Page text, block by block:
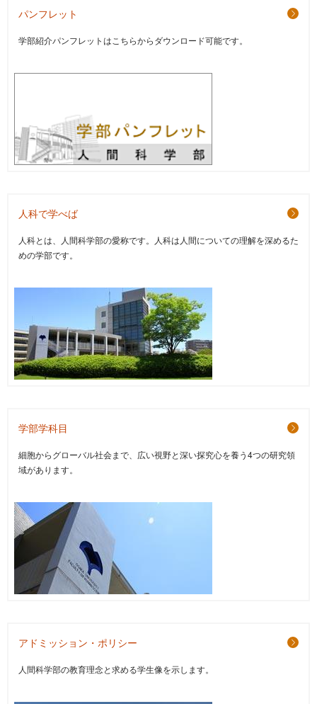
パンフレット
学部紹介パンフレットはこちらからダウンロード可能です。
人科で学べば
人科とは、人間科学部の愛称です。人科は人間についての理解を深めるた
めの学部です。
学部学科目
細胞からグローバル社会まで、広い視野と深い探究心を養う4つの研究領
域があります。
アドミッション・ポリシー
人間科学部の教育理念と求める学生像を示します。